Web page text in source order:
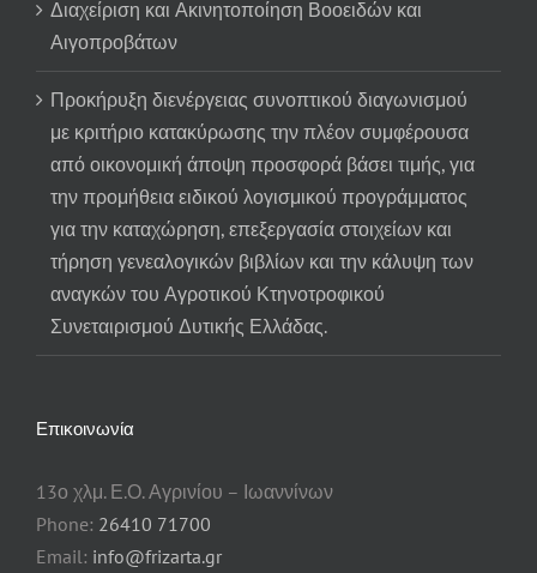
Διαχείριση και Ακινητοποίηση Βοοειδών και
Αιγοπροβάτων
Προκήρυξη διενέργειας συνοπτικού διαγωνισμού
με κριτήριο κατακύρωσης την πλέον συμφέρουσα
από οικονομική άποψη προσφορά βάσει τιμής, για
την προμήθεια ειδικού λογισμικού προγράμματος
για την καταχώρηση, επεξεργασία στοιχείων και
τήρηση γενεαλογικών βιβλίων και την κάλυψη των
αναγκών του Αγροτικού Κτηνοτροφικού
Συνεταιρισμού Δυτικής Ελλάδας.
Επικοινωνία
13ο χλμ. Ε.Ο. Αγρινίου – Ιωαννίνων
Phone: 26410 71700
Email: info@frizarta.gr